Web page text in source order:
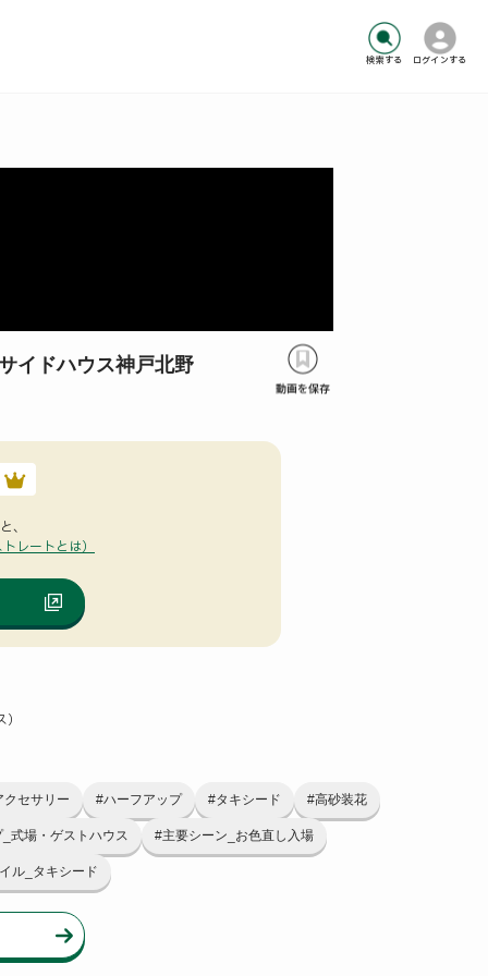
検索する ログインする
イドハウス神戸北野
、
レートとは）
クセサリー #ハーフアップ #タキシード #高砂装花
式場・ゲストハウス #主要シーン_お色直し入場
ル_タキシード